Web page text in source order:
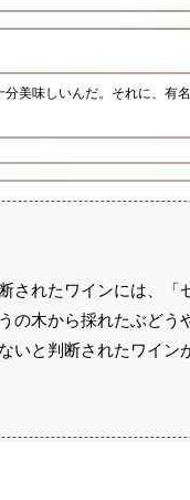
美味しいんだ。それに、有
れたワインには、「
木から採れたぶどう
と判断されたワイ